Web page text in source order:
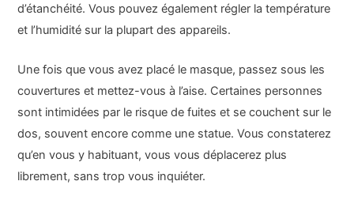
d’étanchéité. Vous pouvez également régler la température
et l’humidité sur la plupart des appareils.
Une fois que vous avez placé le masque, passez sous les
couvertures et mettez-vous à l’aise. Certaines personnes
sont intimidées par le risque de fuites et se couchent sur le
dos, souvent encore comme une statue. Vous constaterez
qu’en vous y habituant, vous vous déplacerez plus
librement, sans trop vous inquiéter.